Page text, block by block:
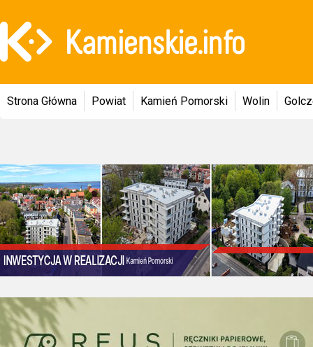
Strona Główna Powiat Kamień Pomorski Wolin